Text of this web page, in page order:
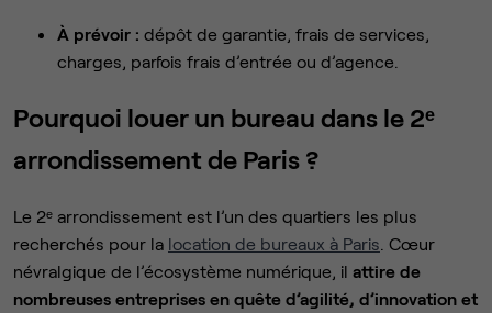
À prévoir : dépôt de garantie, frais de services,
charges, parfois frais d’entrée ou d’agence.
Pourquoi louer un bureau dans le 2ᵉ
arrondissement de Paris ?
Le 2ᵉ arrondissement est l’un des quartiers les plus
recherchés pour la location de bureaux à Paris . Cœur
névralgique de l’écosystème numérique, il attire de
nombreuses entreprises en quête d’agilité, d’innovation et